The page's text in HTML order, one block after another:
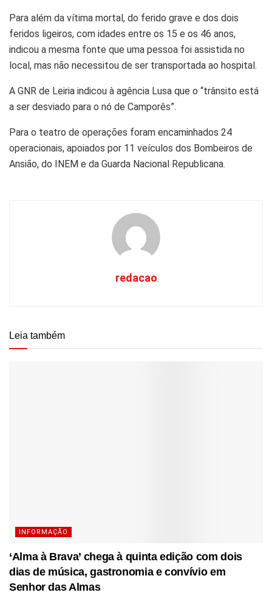
Para além da vítima mortal, do ferido grave e dos dois
feridos ligeiros, com idades entre os 15 e os 46 anos,
indicou a mesma fonte que uma pessoa foi assistida no
local, mas não necessitou de ser transportada ao hospital.
A GNR de Leiria indicou à agência Lusa que o “trânsito está
a ser desviado para o nó de Camporês”.
Para o teatro de operações foram encaminhados 24
operacionais, apoiados por 11 veículos dos Bombeiros de
Ansião, do INEM e da Guarda Nacional Republicana.
redacao
Leia também
INFORMAÇÃO
‘Alma à Brava’ chega à quinta edição com dois
dias de música, gastronomia e convívio em
Senhor das Almas